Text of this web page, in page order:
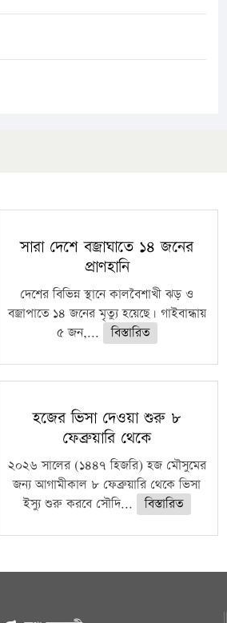
সারা দেশে বজ্রাঘাতে ১৪ জনের
প্রাণহানি
দেশের বিভিন্ন স্থানে কালবৈশাখী ঝড় ও
বজ্রাপাতে ১৪ জনের মৃত্যু হয়েছে। গাইবান্ধায়
৫ জন,...
বিস্তারিত
হজের ভিসা দেওয়া শুরু ৮
ফেব্রুয়ারি থেকে
২০২৬ সালের (১৪৪৭ হিজরি) হজ মৌসুমের
জন্য আগামীকাল ৮ ফেব্রুয়ারি থেকে ভিসা
ইস্যু শুরু করবে সৌদি...
বিস্তারিত